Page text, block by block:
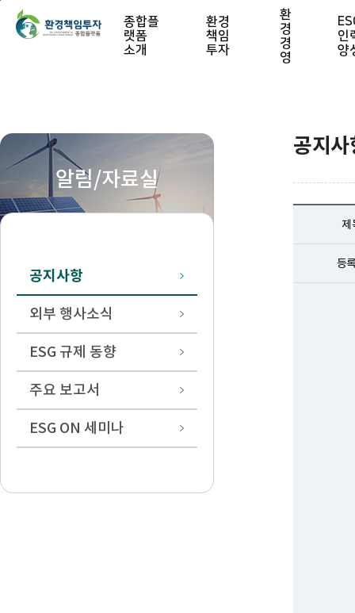
본문 바로가기
종합플
랫폼
소개
환경
책임
투자
환
경
경
영
인
양
알림/자료실
공지사항
외부 행사소식
ESG 규제 동향
주요 보고서
ESG ON 세미나
공지사
제
등